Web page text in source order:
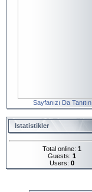
Sayfanızı Da Tanıtın
Istatistikler
Total online: 1
Guests: 1
Users: 0